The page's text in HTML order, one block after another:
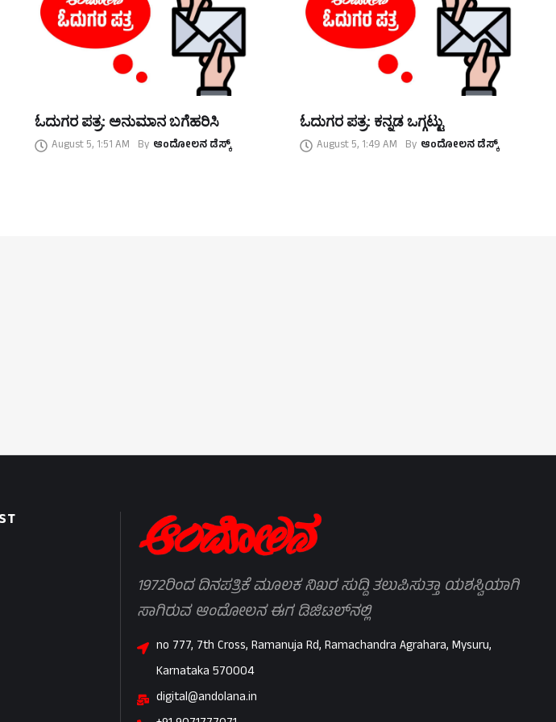
ಓದುಗರ ಪತ್ರ: ಅನುಮಾನ ಬಗೆಹರಿಸಿ
August 5, 1:51 AM By ಆಂದೋಲನ ಡೆಸ್ಕ್
ಓದುಗರ ಪತ್ರ: ಕನ್ನಡ ಒಗ್ಗಟ್ಟು
August 5, 1:49 AM By ಆಂದೋಲನ ಡೆಸ್ಕ್
1972ರಿಂದ ದಿನಪತ್ರಿಕೆ ಮೂಲಕ ನಿಖರ ಸುದ್ದಿ ತಲುಪಿಸುತ್ತಾ ಯಶಸ್ವಿಯಾಗಿ
ಸಾಗಿರುವ ಆಂದೋಲನ ಈಗ ಡಿಜಿಟಲ್‌ನಲ್ಲಿ
no 777, 7th Cross, Ramanuja Rd, Ramachandra Agrahara, Mysuru,
Karnataka 570004
digital@andolana.in